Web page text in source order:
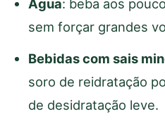
Água: beba aos
sem forçar grandes
Bebidas com sais
soro de reidratação
de desidratação leve.